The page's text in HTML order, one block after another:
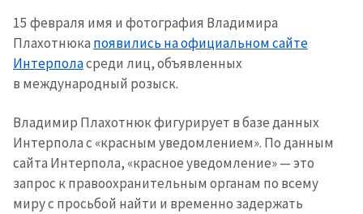
15 февраля имя и фотография Владимира
Плахотнюка появились на официальном сайте
Интерполасреди лиц, объявленных
в международный розыск.
Владимир Плахотнюк фигурирует в базе данных
Интерпола с «красным уведомлением». По данным
сайта Интерпола, «красное уведомление» — это
запрос к правоохранительным органам по всему
миру с просьбой найти и временно задержать
Электронная почта
+ Мой email
Телефон+ Личный телефон
Я прочитал(а) и согласен(на)
конфиденциальности.
ОТПРАВИТЬ НОВОСТЬ